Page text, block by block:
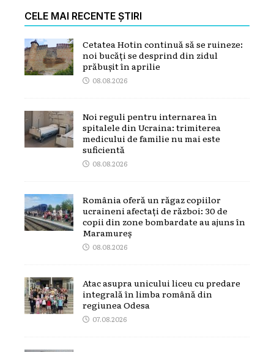
CELE MAI RECENTE ȘTIRI
Cetatea Hotin continuă să se ruineze:
noi bucăți se desprind din zidul
prăbușit în aprilie
08.08.2026
Noi reguli pentru internarea în
spitalele din Ucraina: trimiterea
medicului de familie nu mai este
suficientă
08.08.2026
România oferă un răgaz copiilor
ucraineni afectați de război: 30 de
copii din zone bombardate au ajuns în
Maramureș
08.08.2026
Atac asupra unicului liceu cu predare
integrală în limba română din
regiunea Odesa
07.08.2026